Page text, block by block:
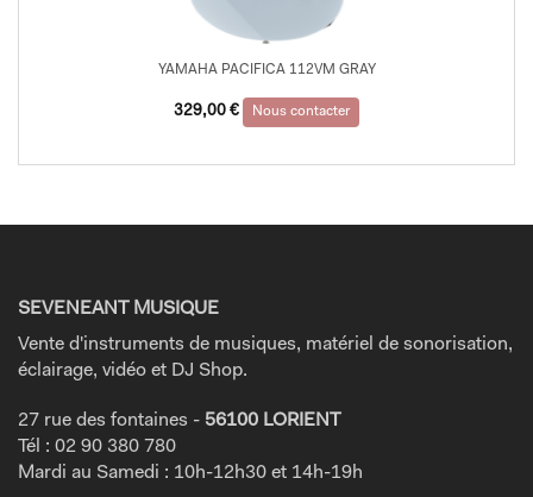
YAMAHA PACIFICA 112VM GRAY
329,00 € Nous contacter
SEVENEANT MUSIQUE
Vente d'instruments de musiques, matériel de sonorisation,
éclairage, vidéo et DJ Shop.
27 rue des fontaines - 56100 LORIENT
Tél : 02 90 380 780
Mardi au Samedi : 10h-12h30 et 14h-19h